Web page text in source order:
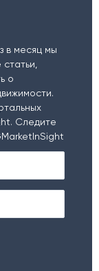
в месяц мы
о
Следите